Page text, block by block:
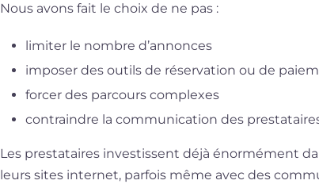
Nous avons fait le choix de ne pas :
limiter le nombre d’annonces
imposer des outils de réservation ou de
forcer des parcours complexes
contraindre la communication des
Les prestataires investissent déjà énormément
leurs sites internet, parfois même avec des